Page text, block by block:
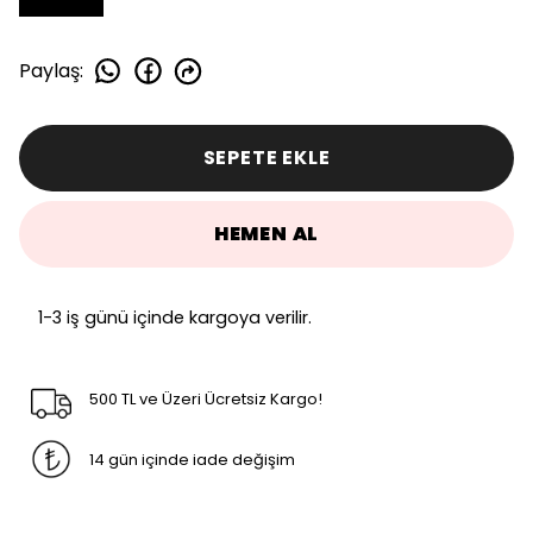
Paylaş:
SEPETE EKLE
HEMEN AL
1-3 iş günü içinde kargoya verilir.
500 TL ve Üzeri Ücretsiz Kargo!
14 gün içinde iade değişim